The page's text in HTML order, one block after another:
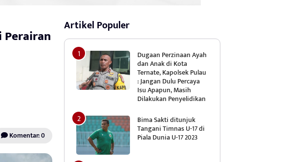
Komentar: 0
Artikel Populer
Dugaan Perzinaan Ayah
dan Anak di Kota
Ternate, Kapolsek Pulau
: Jangan Dulu Percaya
Isu Apapun, Masih
Dilakukan Penyelidikan
Bima Sakti ditunjuk
Tangani Timnas U-17 di
Piala Dunia U-17 2023